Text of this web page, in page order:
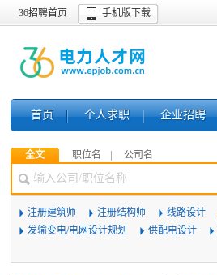
36招聘首页 手机版下载
首页 个人求职 企业招聘
全文 职位名 公司名
注册建筑师 注册结构师 线路设计
发输变电/电网设计规划
供配电设计